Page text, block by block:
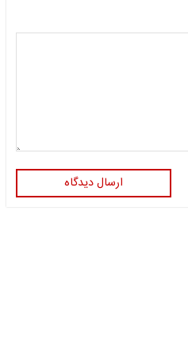
ارسال دیدگاه